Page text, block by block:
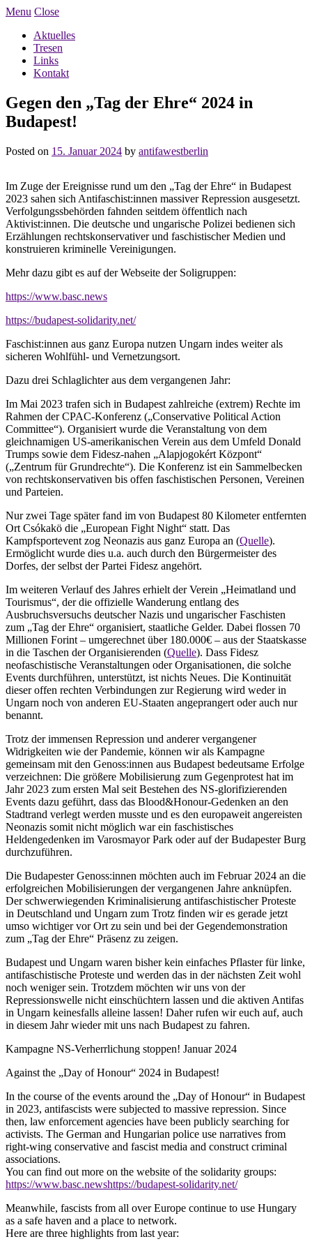
Menu Close
Aktuelles
Tresen
Links
Kontakt
Gegen den „Tag der Ehre“ 2024 in
Budapest!
Posted on 15. Januar 2024 by antifawestberlin
Im Zuge der Ereignisse rund um den „Tag der Ehre“ in Budapest
2023 sahen sich Antifaschist:innen massiver Repression ausgesetzt.
Verfolgungssbehörden fahnden seitdem öffentlich nach
Aktivist:innen. Die deutsche und ungarische Polizei bedienen sich
Erzählungen rechtskonservativer und faschistischer Medien und
konstruieren kriminelle Vereinigungen.
Mehr dazu gibt es auf der Webseite der Soligruppen:
https://www.basc.news
https://budapest-solidarity.net/
Faschist:innen aus ganz Europa nutzen Ungarn indes weiter als
sicheren Wohlfühl- und Vernetzungsort.
Dazu drei Schlaglichter aus dem vergangenen Jahr:
Im Mai 2023 trafen sich in Budapest zahlreiche (extrem) Rechte im
Rahmen der CPAC-Konferenz („Conservative Political Action
Committee“). Organisiert wurde die Veranstaltung von dem
gleichnamigen US-amerikanischen Verein aus dem Umfeld Donald
Trumps sowie dem Fidesz-nahen „Alapjogokért Központ“
(„Zentrum für Grundrechte“). Die Konferenz ist ein Sammelbecken
von rechtskonservativen bis offen faschistischen Personen, Vereinen
und Parteien.
Nur zwei Tage später fand im von Budapest 80 Kilometer entfernten
Ort Csókakö die „European Fight Night“ statt. Das
Kampfsportevent zog Neonazis aus ganz Europa an (Quelle).
Ermöglicht wurde dies u.a. auch durch den Bürgermeister des
Dorfes, der selbst der Partei Fidesz angehört.
Im weiteren Verlauf des Jahres erhielt der Verein „Heimatland und
Tourismus“, der die offizielle Wanderung entlang des
Ausbruchsversuchs deutscher Nazis und ungarischer Faschisten
zum „Tag der Ehre“ organisiert, staatliche Gelder. Dabei flossen 70
Millionen Forint – umgerechnet über 180.000€ – aus der Staatskasse
in die Taschen der Organisierenden (Quelle). Dass Fidesz
neofaschistische Veranstaltungen oder Organisationen, die solche
Events durchführen, unterstützt, ist nichts Neues. Die Kontinuität
dieser offen rechten Verbindungen zur Regierung wird weder in
Ungarn noch von anderen EU-Staaten angeprangert oder auch nur
benannt.
Trotz der immensen Repression und anderer vergangener
Widrigkeiten wie der Pandemie, können wir als Kampagne
gemeinsam mit den Genoss:innen aus Budapest bedeutsame Erfolge
verzeichnen: Die größere Mobilisierung zum Gegenprotest hat im
Jahr 2023 zum ersten Mal seit Bestehen des NS-glorifizierenden
Events dazu geführt, dass das Blood&Honour-Gedenken an den
Stadtrand verlegt werden musste und es den europaweit angereisten
Neonazis somit nicht möglich war ein faschistisches
Heldengedenken im Varosmayor Park oder auf der Budapester Burg
durchzuführen.
Die Budapester Genoss:innen möchten auch im Februar 2024 an die
erfolgreichen Mobilisierungen der vergangenen Jahre anknüpfen.
Der schwerwiegenden Kriminalisierung antifaschistischer Proteste
in Deutschland und Ungarn zum Trotz finden wir es gerade jetzt
umso wichtiger vor Ort zu sein und bei der Gegendemonstration
zum „Tag der Ehre“ Präsenz zu zeigen.
Budapest und Ungarn waren bisher kein einfaches Pflaster für linke,
antifaschistische Proteste und werden das in der nächsten Zeit wohl
noch weniger sein. Trotzdem möchten wir uns von der
Repressionswelle nicht einschüchtern lassen und die aktiven Antifas
in Ungarn keinesfalls alleine lassen! Daher rufen wir euch auf, auch
in diesem Jahr wieder mit uns nach Budapest zu fahren.
Kampagne NS-Verherrlichung stoppen! Januar 2024
Against the „Day of Honour“ 2024 in Budapest!
In the course of the events around the „Day of Honour“ in Budapest
in 2023, antifascists were subjected to massive repression. Since
then, law enforcement agencies have been publicly searching for
activists. The German and Hungarian police use narratives from
right-wing conservative and fascist media and construct criminal
associations.
You can find out more on the website of the solidarity groups:
https://www.basc.newshttps://budapest-solidarity.net/
Meanwhile, fascists from all over Europe continue to use Hungary
as a safe haven and a place to network.
Here are three highlights from last year: